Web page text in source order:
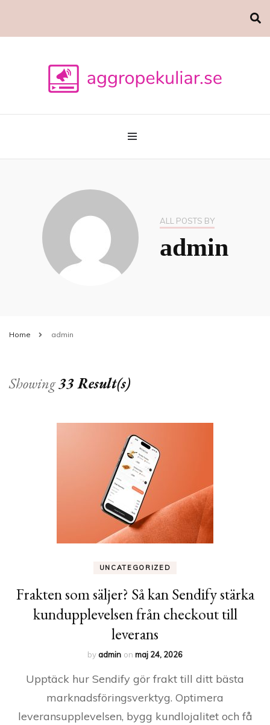
aggropekuliar.se
ALL POSTS BY
admin
Home admin
Showing33 Result(s)
UNCATEGORIZED
Frakten som säljer? Så kan Sendify stärka
kundupplevelsen från checkout till
leverans
byadmin on maj 24, 2026
Upptäck hur Sendify gör frakt till ditt bästa
marknadsföringsverktyg. Optimera
leveransupplevelsen, bygg kundlojalitet och få